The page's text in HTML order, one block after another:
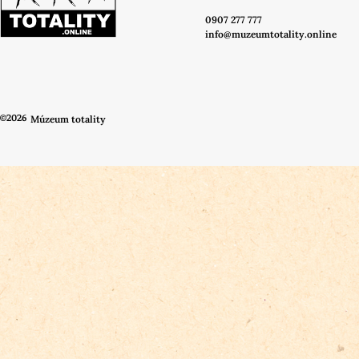
0907 277 777
info@muzeumtotality.online
©2026 Múzeum totality